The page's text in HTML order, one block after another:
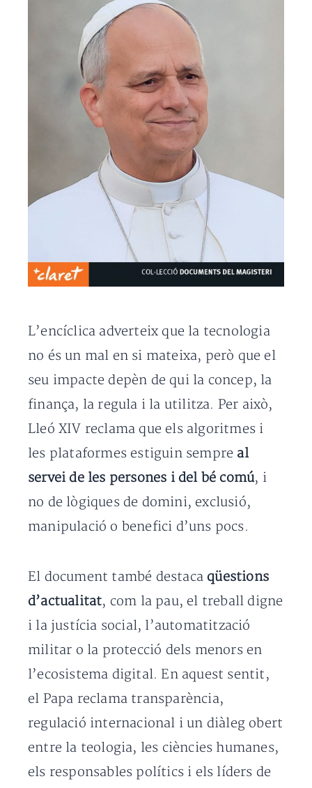
L’encíclica adverteix que la tecnologia
no és un mal en si mateixa, però que el
seu impacte depèn de qui la concep, la
finança, la regula i la utilitza. Per això,
Lleó XIV reclama que els algoritmes i
les plataformes estiguin sempre al
servei de les persones i del bé comú, i
no de lògiques de domini, exclusió,
manipulació o benefici d’uns pocs.
El document també destaca qüestions
d’actualitat, com la pau, el treball digne
i la justícia social, l’automatització
militar o la protecció dels menors en
l’ecosistema digital. En aquest sentit,
el Papa reclama transparència,
regulació internacional i un diàleg obert
entre la teologia, les ciències humanes,
els responsables polítics i els líders de